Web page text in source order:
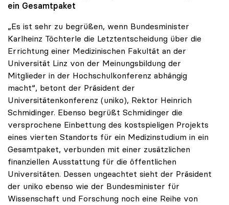
ein Gesamtpaket
„Es ist sehr zu begrüßen, wenn Bundesminister
Karlheinz Töchterle die Letztentscheidung über die
Errichtung einer Medizinischen Fakultät an der
Universität Linz von der Meinungsbildung der
Mitglieder in der Hochschulkonferenz abhängig
macht“, betont der Präsident der
Universitätenkonferenz (uniko), Rektor Heinrich
Schmidinger. Ebenso begrüßt Schmidinger die
versprochene Einbettung des kostspieligen Projekts
eines vierten Standorts für ein Medizinstudium in ein
Gesamtpaket, verbunden mit einer zusätzlichen
finanziellen Ausstattung für die öffentlichen
Universitäten. Dessen ungeachtet sieht der Präsident
der uniko ebenso wie der Bundesminister für
Wissenschaft und Forschung noch eine Reihe von